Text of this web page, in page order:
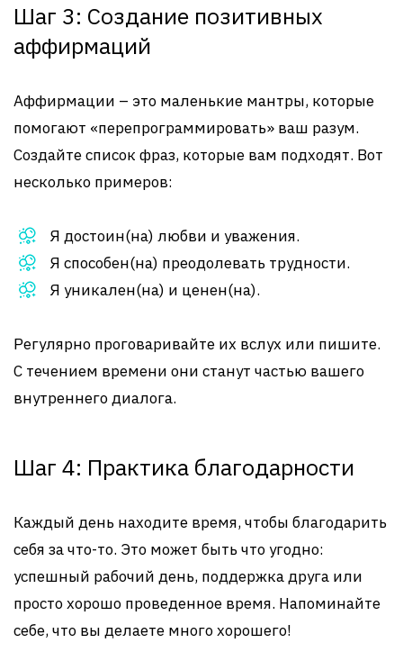
Шаг 3: Создание позитивных
аффирмаций
Аффирмации – это маленькие мантры, которые
помогают «перепрограммировать» ваш разум.
Создайте список фраз, которые вам подходят. Вот
несколько примеров:
Я достоин(на) любви и уважения.
Я способен(на) преодолевать трудности.
Я уникален(на) и ценен(на).
Регулярно проговаривайте их вслух или пишите.
С течением времени они станут частью вашего
внутреннего диалога.
Шаг 4: Практика благодарности
Каждый день находите время, чтобы благодарить
себя за что-то. Это может быть что угодно:
успешный рабочий день, поддержка друга или
просто хорошо проведенное время. Напоминайте
себе, что вы делаете много хорошего!